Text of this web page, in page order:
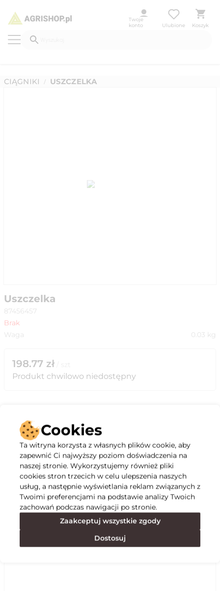
Twoje
konto
Ulubione Koszyk
CIĄGNIKI / USZCZELKA
Uszczelka
87456457
Brak
Waga
0.03 kg
198.77 zł
Produkt chwilowo niedostępny
Opis
Specyfikacja
Polecane
Cookies
Ta witryna korzysta z własnych plików cookie, aby
zapewnić Ci najwyższy poziom doświadczenia na
naszej stronie. Wykorzystujemy również pliki
cookies stron trzecich w celu ulepszenia naszych
usług, a następnie wyświetlania reklam związanych z
Twoimi preferencjami na podstawie analizy Twoich
zachowań podczas nawigacji po stronie.
Zaakceptuj wszystkie zgody
Dostosuj